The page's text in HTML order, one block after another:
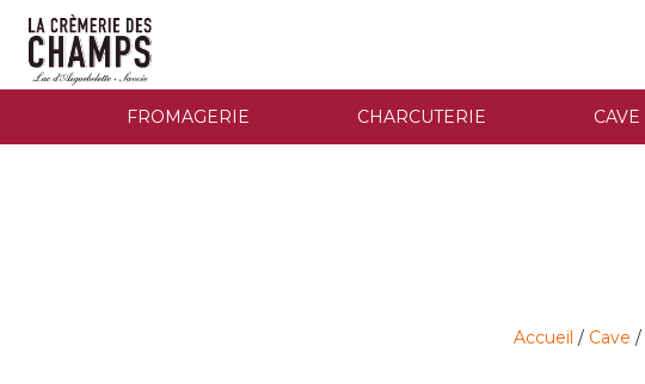
FROMAGERIE CHARCUTERIE CAVE
Accueil / Cave /